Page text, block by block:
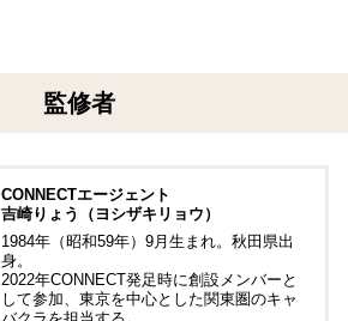
監修者
CONNECTエージェント
吉崎りょう（ヨシザキリョウ）
1984年（昭和59年）9月生まれ。秋田県出
身。
2022年CONNECT発足時に創設メンバーと
して参加、東京を中心とした関東圏のキャ